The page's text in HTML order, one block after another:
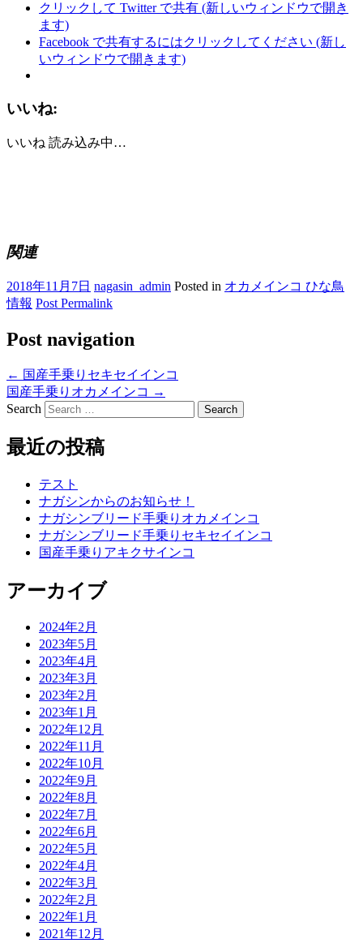
クリックして Twitter で共有 (新しいウィンドウで開き
ます)
Facebook で共有するにはクリックしてください (新し
いウィンドウで開きます)
いいね:
いいね 読み込み中…
関連
2018年11月7日 nagasin_admin Posted in オカメインコ ひな鳥
情報 Post Permalink
Post navigation
← 国産手乗りセキセイインコ
国産手乗りオカメインコ →
Search
最近の投稿
テスト
ナガシンからのお知らせ！
ナガシンブリード手乗りオカメインコ
ナガシンブリード手乗りセキセイインコ
国産手乗りアキクサインコ
アーカイブ
2024年2月
2023年5月
2023年4月
2023年3月
2023年2月
2023年1月
2022年12月
2022年11月
2022年10月
2022年9月
2022年8月
2022年7月
2022年6月
2022年5月
2022年4月
2022年3月
2022年2月
2022年1月
2021年12月